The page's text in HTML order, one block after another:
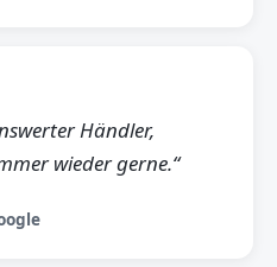
Händler,
wieder gerne.“